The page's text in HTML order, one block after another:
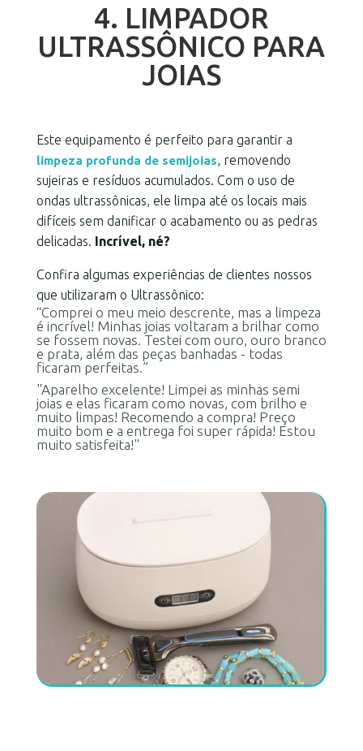
4. LIMPADOR
ULTRASSÔNICO PARA
JOIAS
Este equipamento é perfeito para garantir a
limpeza profunda de semijoias, removendo
sujeiras e resíduos acumulados. Com o uso de
ondas ultrassônicas, ele limpa até os locais mais
difíceis sem danificar o acabamento ou as pedras
delicadas. Incrível, né?
Confira algumas experiências de clientes nossos
que utilizaram o Ultrassônico:
“Comprei o meu meio descrente, mas a limpeza
é incrível! Minhas joias voltaram a brilhar como
se fossem novas. Testei com ouro, ouro branco
e prata, além das peças banhadas - todas
ficaram perfeitas.”
"Aparelho excelente! Limpei as minhas semi
joias e elas ficaram como novas, com brilho e
muito limpas! Recomendo a compra! Preço
muito bom e a entrega foi super rápida! Estou
muito satisfeita!"